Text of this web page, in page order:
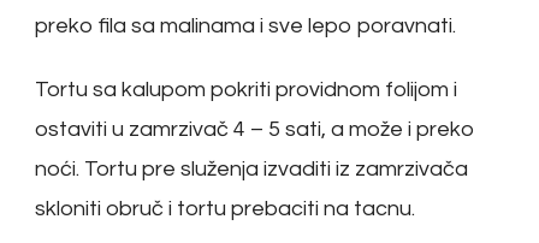
preko fila sa malinama i sve lepo poravnati.
Tortu sa kalupom pokriti providnom folijom i
ostaviti u zamrzivač 4 – 5 sati, a može i preko
noći. Tortu pre služenja izvaditi iz zamrzivača
skloniti obruč i tortu prebaciti na tacnu.